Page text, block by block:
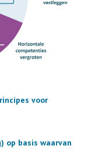
voor
op basis waarvan